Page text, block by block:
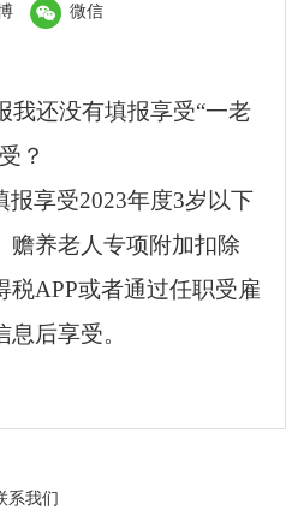
微信
我还没有填报享受“一老
？
报享受2023年度3岁以下
赡养老人专项附加扣除
税APP或者通过任职受雇
后享受。
系我们